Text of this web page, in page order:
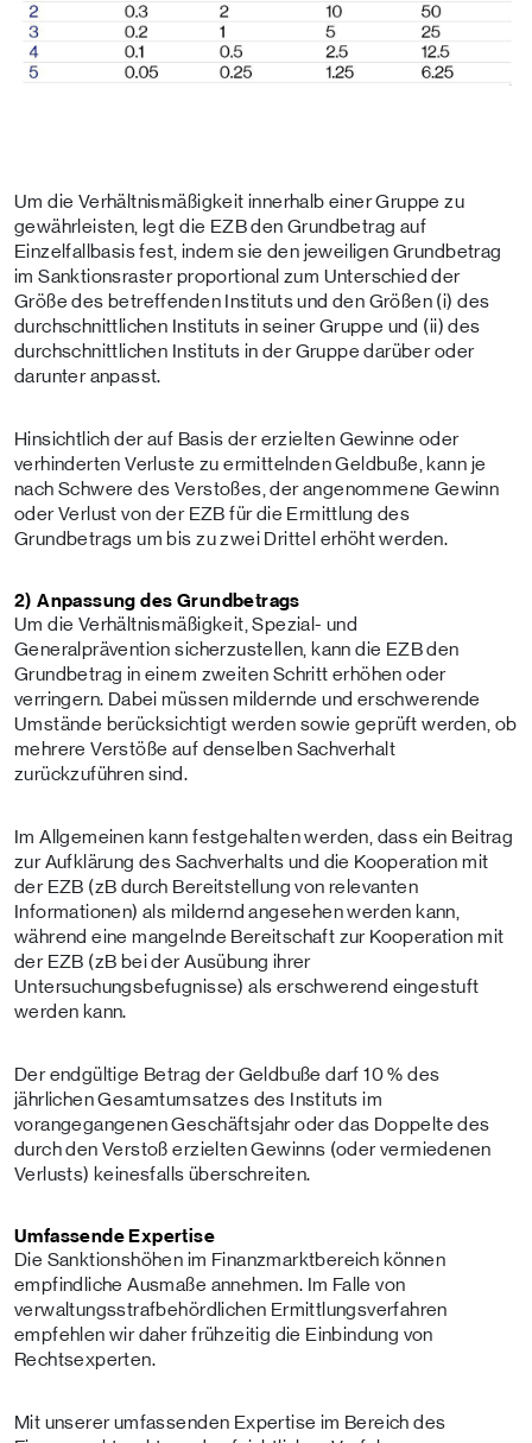
Um die Verhältnismäßigkeit innerhalb einer Gruppe zu
gewährleisten, legt die EZB den Grundbetrag auf
Einzelfallbasis fest, indem sie den jeweiligen Grundbetrag
im Sanktionsraster proportional zum Unterschied der
Größe des betreffenden Instituts und den Größen (i) des
durchschnittlichen Instituts in seiner Gruppe und (ii) des
durchschnittlichen Instituts in der Gruppe darüber oder
darunter anpasst.
Hinsichtlich der auf Basis der erzielten Gewinne oder
verhinderten Verluste zu ermittelnden Geldbuße, kann je
nach Schwere des Verstoßes, der angenommene Gewinn
oder Verlust von der EZB für die Ermittlung des
Grundbetrags um bis zu zwei Drittel erhöht werden.
2) Anpassung des Grundbetrags
Um die Verhältnismäßigkeit, Spezial- und
Generalprävention sicherzustellen, kann die EZB den
Grundbetrag in einem zweiten Schritt erhöhen oder
verringern. Dabei müssen mildernde und erschwerende
Umstände berücksichtigt werden sowie geprüft werden, ob
mehrere Verstöße auf denselben Sachverhalt
zurückzuführen sind.
Im Allgemeinen kann festgehalten werden, dass ein Beitrag
zur Aufklärung des Sachverhalts und die Kooperation mit
der EZB (zB durch Bereitstellung von relevanten
Informationen) als mildernd angesehen werden kann,
während eine mangelnde Bereitschaft zur Kooperation mit
der EZB (zB bei der Ausübung ihrer
Untersuchungsbefugnisse) als erschwerend eingestuft
werden kann.
Der endgültige Betrag der Geldbuße darf 10 % des
jährlichen Gesamtumsatzes des Instituts im
vorangegangenen Geschäftsjahr oder das Doppelte des
durch den Verstoß erzielten Gewinns (oder vermiedenen
Verlusts) keinesfalls überschreiten.
Umfassende Expertise
Die Sanktionshöhen im Finanzmarktbereich können
empfindliche Ausmaße annehmen. Im Falle von
verwaltungsstrafbehördlichen Ermittlungsverfahren
empfehlen wir daher frühzeitig die Einbindung von
Rechtsexperten.
Mit unserer umfassenden Expertise im Bereich des